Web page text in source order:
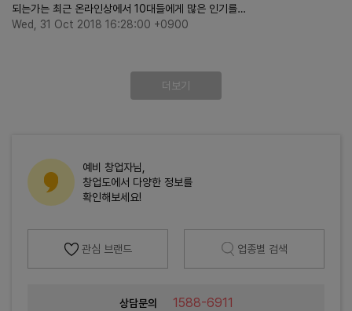
되는가는 최근 온라인상에서 10대들에게 많은 인기를…
Wed, 31 Oct 2018 16:28:00 +0900
더보기
예비 창업자님,
창업도에서 다양한 정보를
확인해보세요!
관심 브랜드 업종별 검색
상담문의 1588-6911